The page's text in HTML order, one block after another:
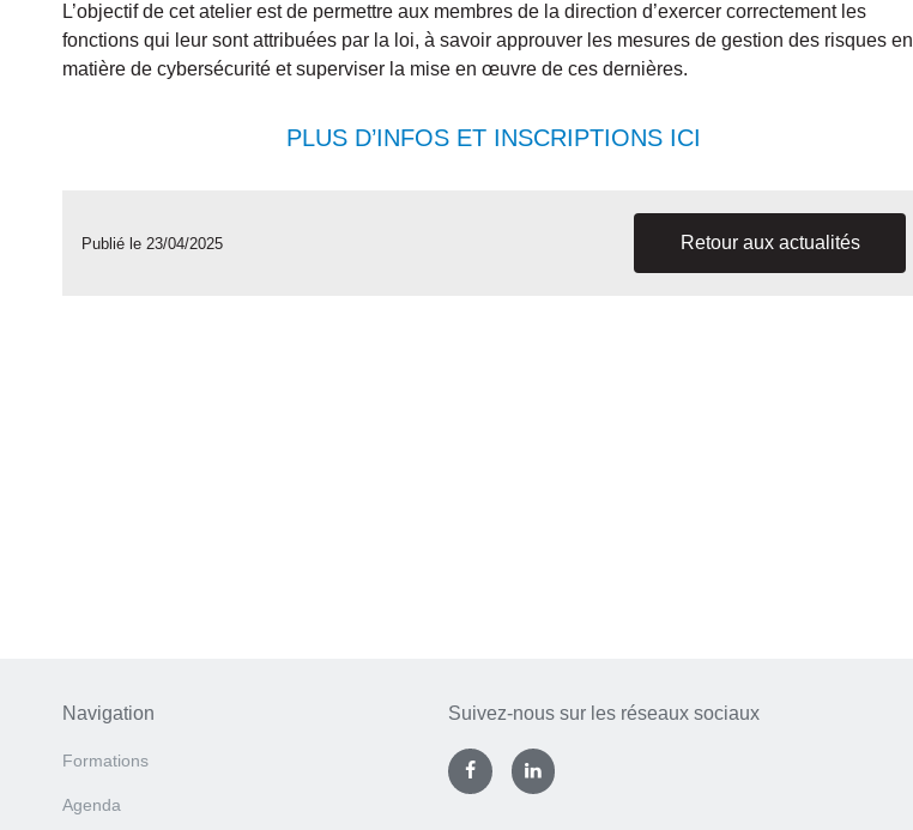
L’objectif de cet atelier est de permettre aux membres de la direction d’exercer correctement les
fonctions qui leur sont attribuées par la loi, à savoir approuver les mesures de gestion des risques en
matière de cybersécurité et superviser la mise en œuvre de ces dernières.
PLUS D’INFOS ET INSCRIPTIONS ICI
Publié le 23/04/2025 Retour aux actualités
Navigation
Formations
Agenda
Suivez-nous sur les réseaux sociaux